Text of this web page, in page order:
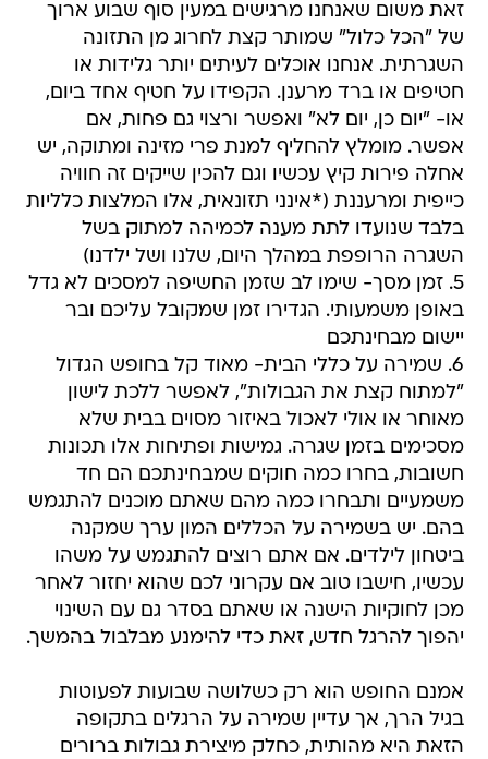
זאת משום שאנחנו מרגישים במעין סוף שבוע ארוך
של "הכל כלול" שמותר קצת לחרוג מן התזונה
השגרתית. אנחנו אוכלים לעיתים יותר גלידות או
חטיפים או ברד מרענן. הקפידו על חטיף אחד ביום,
או- "יום כן, יום לא" ואפשר ורצוי גם פחות, אם
אפשר. מומלץ להחליף למנת פרי מזינה ומתוקה, יש
אחלה פירות קיץ עכשיו וגם להכין שייקים זה חוויה
כייפית ומרעננת (*אינני תזונאית, אלו המלצות כלליות
בלבד שנועדו לתת מענה לכמיהה למתוק בשל
השגרה הרופפת במהלך היום, שלנו ושל ילדנו)
5. זמן מסך- שימו לב שזמן החשיפה למסכים לא גדל
באופן משמעותי. הגדירו זמן שמקובל עליכם ובר
יישום מבחינתכם
6. שמירה על כללי הבית- מאוד קל בחופש הגדול
"למתוח קצת את הגבולות", לאפשר ללכת לישון
מאוחר או אולי לאכול באיזור מסוים בבית שלא
מסכימים בזמן שגרה. גמישות ופתיחות אלו תכונות
חשובות, בחרו כמה חוקים שמבחינתכם הם חד
משמעיים ותבחרו כמה מהם שאתם מוכנים להתגמש
בהם. יש בשמירה על הכללים המון ערך שמקנה
ביטחון לילדים. אם אתם רוצים להתגמש על משהו
עכשיו, חישבו טוב אם עקרוני לכם שהוא יחזור לאחר
מכן לחוקיות הישנה או שאתם בסדר גם עם השינוי
יהפוך להרגל חדש, זאת כדי להימנע מבלבול בהמשך.
אמנם החופש הוא רק כשלושה שבועות לפעוטות
בגיל הרך, אך עדיין שמירה על הרגלים בתקופה
הזאת היא מהותית, כחלק מיצירת גבולות ברורים